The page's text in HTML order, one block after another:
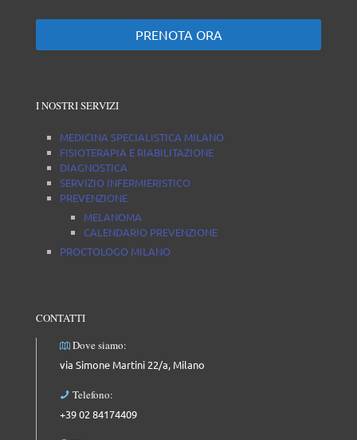
PRENOTA ORA
I NOSTRI SERVIZI
MEDICINA SPECIALISTICA MILANO
FISIOTERAPIA E RIABILITAZIONE
DIAGNOSTICA
SERVIZIO INFERMIERISTICO
PREVENZIONE
MELANOMA
CALENDARIO PREVENZIONE
PROCTOLOGO MILANO
CONTATTI
Dove siamo:
via Simone Martini 22/a, Milano
Telefono:
+39 02 84174409